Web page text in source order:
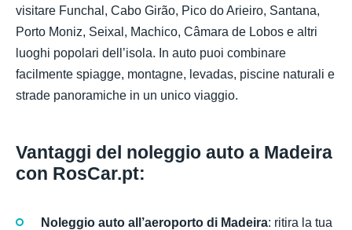
visitare Funchal, Cabo Girão, Pico do Arieiro, Santana,
Porto Moniz, Seixal, Machico, Câmara de Lobos e altri
luoghi popolari dell’isola. In auto puoi combinare
facilmente spiagge, montagne, levadas, piscine naturali e
strade panoramiche in un unico viaggio.
Vantaggi del noleggio auto a Madeira
con RosCar.pt:
Noleggio auto all’aeroporto di Madeira: ritira la tua